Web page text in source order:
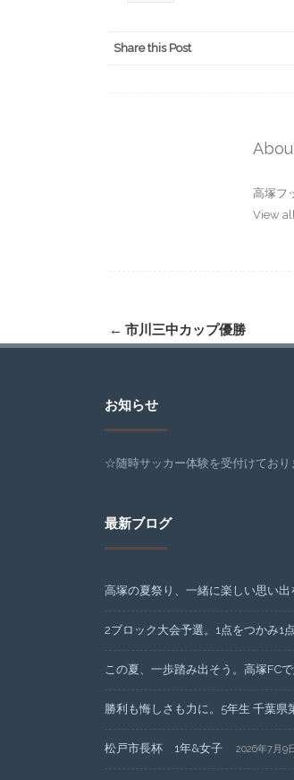
Share this Post
高塚フ
View
Post
← 市川三中カップ優勝
お知らせ
☆随時サッカー体験を受付けており
最新ブログ
高塚の夏祭り、一緒に楽しい思い出
2ブロック大会予選。1点をつかみ1
この夏、一歩踏み出そう。高塚FC
勝利も悔しさも力に。5年生 千葉県
松戸市長杯 1年&女子 2026年7月9日